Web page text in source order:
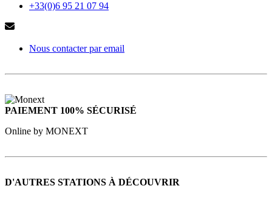
+33(0)6 95 21 07 94
Nous contacter par email
PAIEMENT 100% SÉCURISÉ
Online by MONEXT
D'AUTRES STATIONS À DÉCOUVRIR